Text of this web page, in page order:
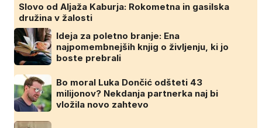
Slovo od Aljaža Kaburja: Rokometna in gasilska
družina v žalosti
Ideja za poletno branje: Ena
najpomembnejših knjig o življenju, ki jo
boste prebrali
Bo moral Luka Dončić odšteti 43
milijonov? Nekdanja partnerka naj bi
vložila novo zahtevo